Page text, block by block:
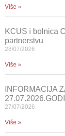
Više »
KCUS i bolnica
partnerstvu
28/07/2026
Više »
INFORMACIJA
27/07/2026
Više »